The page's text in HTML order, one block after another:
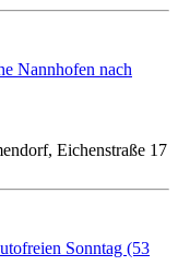
Nannhofen nach
Eichenstraße 17
Sonntag (53